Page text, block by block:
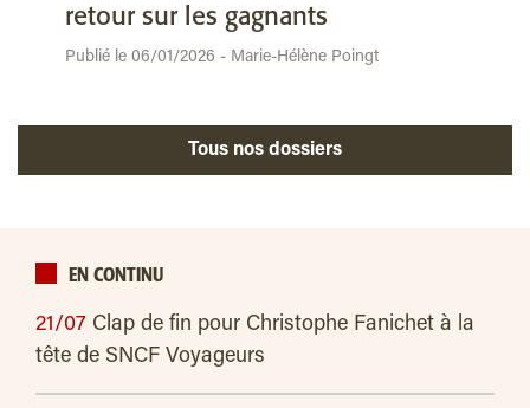
retour sur les gagnants
Publié le 06/01/2026 - Marie-Hélène Poingt
Tous nos dossiers
EN CONTINU
21/07 Clap de fin pour Christophe Fanichet à la
tête de SNCF Voyageurs